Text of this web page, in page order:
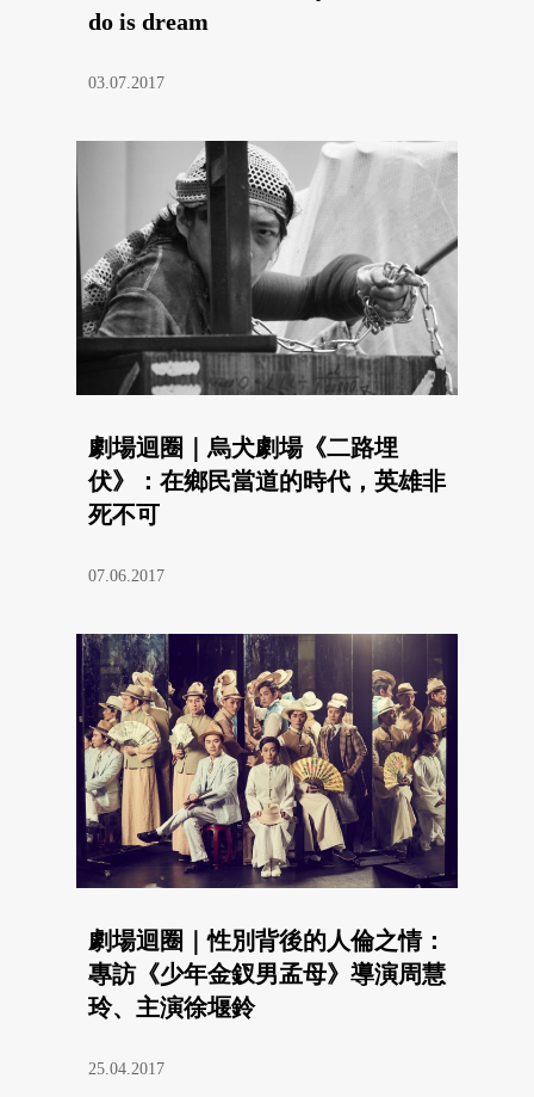
do is dream
03.07.2017
劇場迴圈｜烏犬劇場《二路埋
伏》：在鄉民當道的時代，英雄非
死不可
07.06.2017
劇場迴圈｜性別背後的人倫之情：
專訪《少年金釵男孟母》導演周慧
玲、主演徐堰鈴
25.04.2017